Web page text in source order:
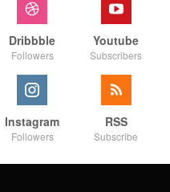
Dribbble
Followers
Youtube
Subscribers
Instagram
Followers
RSS
Subscribe